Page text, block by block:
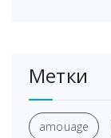
Метки
amouage